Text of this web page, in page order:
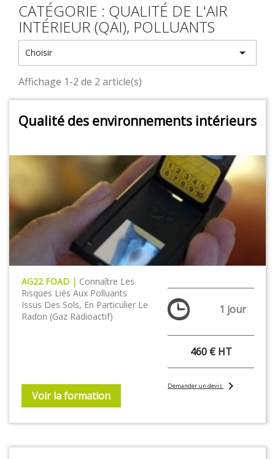
CATÉGORIE : QUALITÉ DE L'AIR
INTÉRIEUR (QAI), POLLUANTS
Choisir 
Affichage 1-2 de 2 article(s)
Qualité des environnements intérieurs
AG22 FOAD | Connaître Les
Risques Liés Aux Polluants
Issus Des Sols, En Particulier Le
Radon (gaz Radioactif)
Voir la formation
1 jour
460 € HT
Demander un devischevron_right